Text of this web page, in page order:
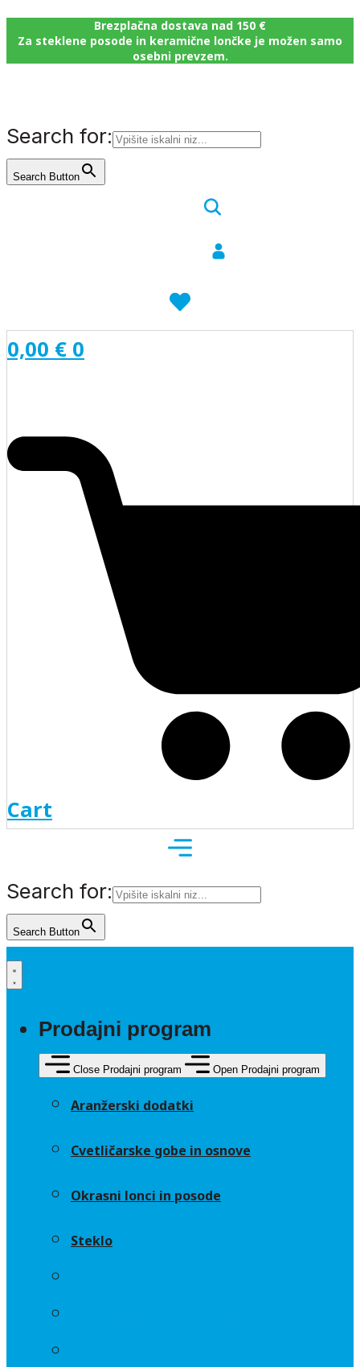
Brezplačna dostava nad 150 €
Za steklene posode in keramične lončke je možen samo
osebni prevzem.
Search for:
Search Button
0,00 € 0
Cart
Search for:
Search Button
Prodajni program
Close Prodajni program Open Prodajni program
Aranžerski dodatki
Cvetličarske gobe in osnove
Okrasni lonci in posode
Steklo